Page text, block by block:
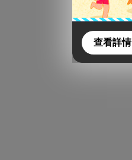
查看詳情